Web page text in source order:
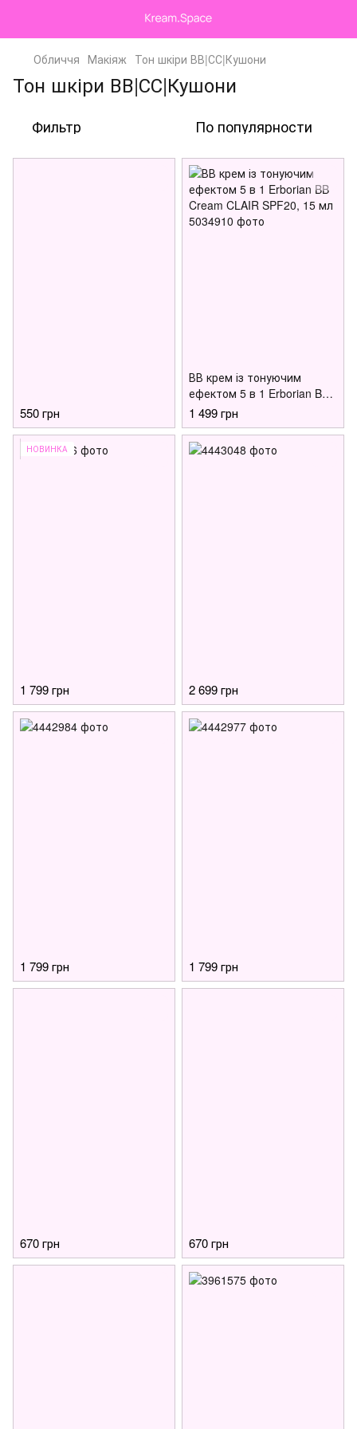
Обличчя Макіяж Тон шкіри ВВ|СС|Кушони
Тон шкіри ВВ|СС|Кушони
Фильтр По популярности
550 грн
ВВ крем із тонуючим
ефектом 5 в 1 Erborian BB
Cream CLAIR SPF20, 15 мл
1 499 грн
НОВИНКА
1 799 грн 2 699 грн
1 799 грн 1 799 грн
670 грн 670 грн